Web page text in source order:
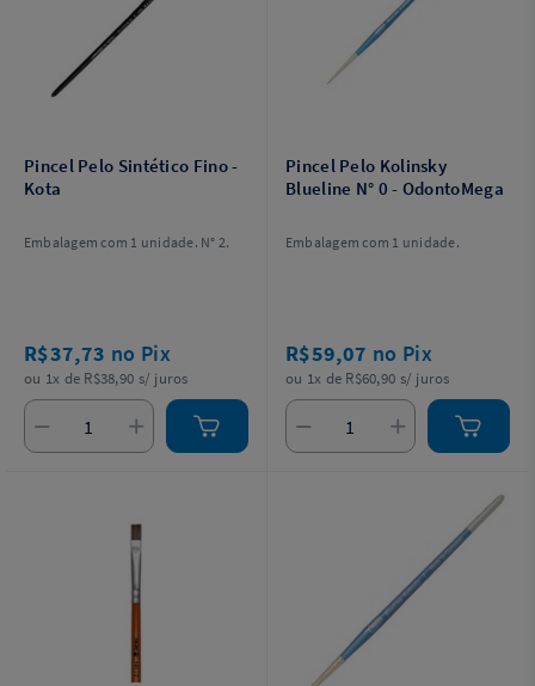
Pincel Pelo Sintético Fino -
Kota
Embalagem com 1 unidade. N° 2.
R$37,73 no Pix
ou 1x de R$38,90 s/ juros
Pincel Pelo Kolinsky
Blueline N° 0 - OdontoMega
Embalagem com 1 unidade.
R$59,07 no Pix
ou 1x de R$60,90 s/ juros